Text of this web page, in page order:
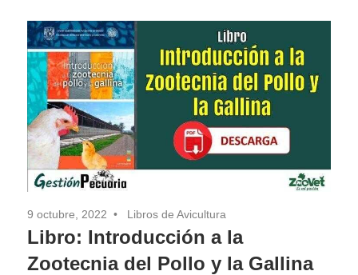
9 octubre, 2022 Libros de Avicultura
Libro: Introducción a la
Zootecnia del Pollo y la Gallina